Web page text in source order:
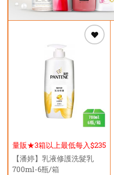
量販★3箱以上最低每入$235
元【潘婷】乳液修護洗髮乳
700ml-6瓶/箱